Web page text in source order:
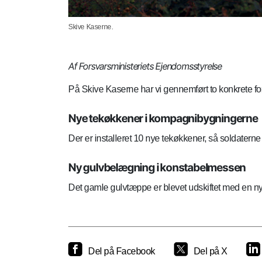
Skive Kaserne.
Af Forsvarsministeriets Ejendomsstyrelse
På Skive Kaserne har vi gennemført to konkrete
Nye tekøkkener i kompagnibygningerne
Der er installeret 10 nye tekøkkener, så
Ny gulvbelægning i konstabelmessen
Det gamle gulvtæppe er blevet udskiftet med en
Del på Facebook Del på X